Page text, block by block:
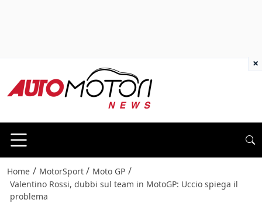
Home / MotorSport / Moto GP /
Valentino Rossi, dubbi sul team in MotoGP: Uccio spiega il
problema
×